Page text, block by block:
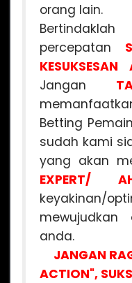
orang lain.
percepatan
KESUKSESAN
Jangan
Betting
sudah kami
yang akan
EXPERT/
anda.
JANGAN
ACTION",